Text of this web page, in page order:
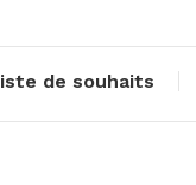
de souhaits